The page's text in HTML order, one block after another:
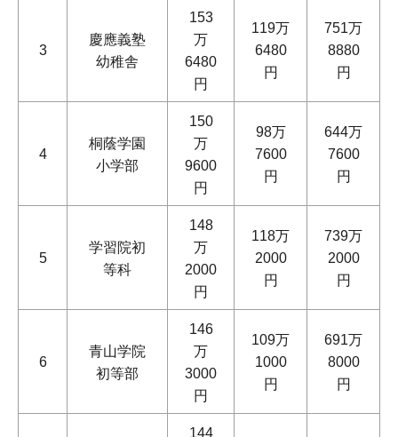
3
慶應義塾
幼稚舎
153
万
6480
円
119万
6480
円
751万
8880
円
4
桐蔭学園
小学部
150
万
9600
円
98万
7600
円
644万
7600
円
5
学習院初
等科
148
万
2000
円
118万
2000
円
739万
2000
円
6
青山学院
初等部
146
万
3000
円
109万
1000
円
691万
8000
円
144